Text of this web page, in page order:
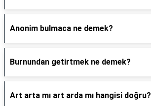
Anonim bulmaca ne demek?
Burnundan getirtmek ne demek?
Art arta mı art arda mı hangisi doğru?